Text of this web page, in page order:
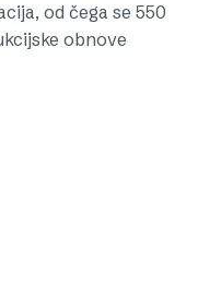
od čega se 550
obnove